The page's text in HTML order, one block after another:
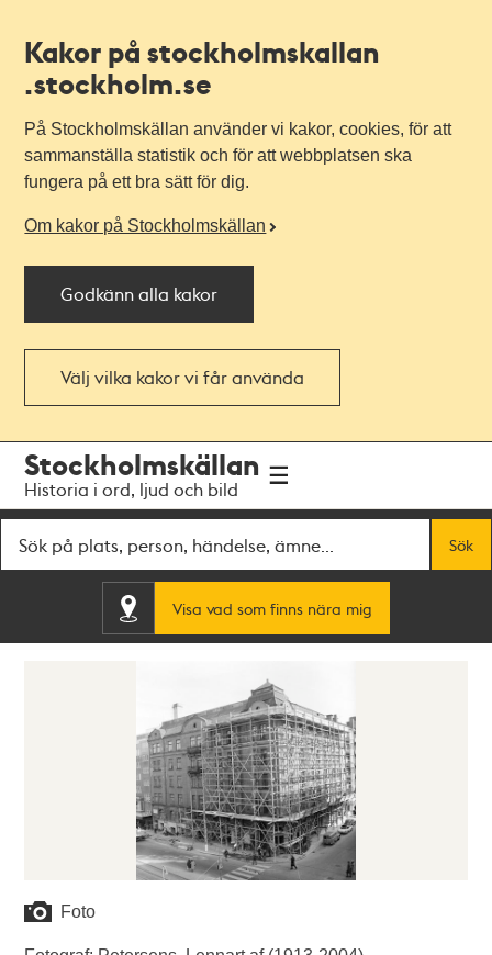
Kakor på stockholmskallan
.stockholm.se
På Stockholmskällan använder vi kakor, cookies, för att
sammanställa statistik och för att webbplatsen ska
fungera på ett bra sätt för dig.
Om kakor på Stockholmskällan
Godkänn alla kakor
Välj vilka kakor vi får använda
navigationen
huvudinnehållet
Stockholmskällan
Historia i ord, ljud och bild
Sök
Visa vad som finns nära mig
Foto